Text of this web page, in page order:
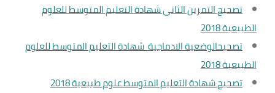
تصحيح التمرين الثاني شهادة التعليم المتوسط للعلوم
الطبيعية 2018
تصحيحالوضعية الادماجية شهادة التعليم المتوسط للعلوم
الطبيعية 2018
تصحيح شهادة التعليم المتوسط علوم طبيعية 2018